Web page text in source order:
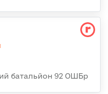
батальйон 92 ОШБр